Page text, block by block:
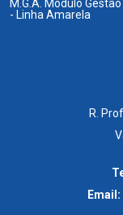
M.G.A. Módulo
- Linha Amarela
R.
Email: